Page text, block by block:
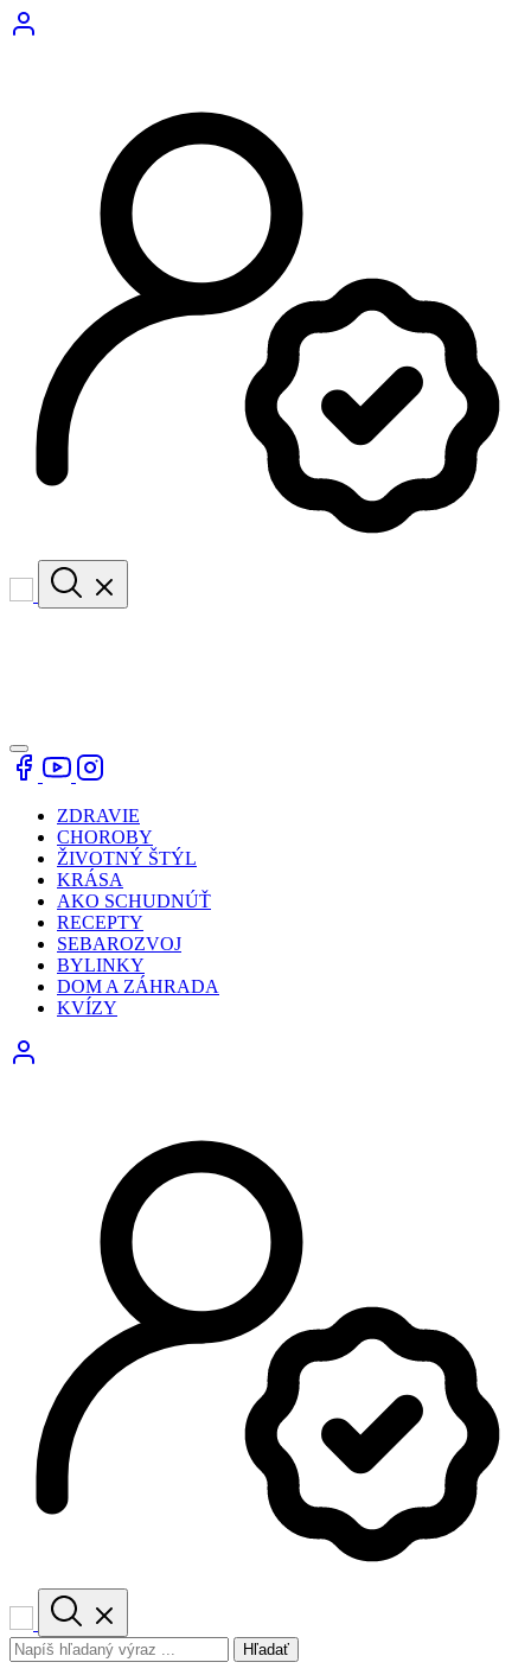
ZDRAVIE
CHOROBY
ŽIVOTNÝ ŠTÝL
KRÁSA
AKO SCHUDNÚŤ
RECEPTY
SEBAROZVOJ
BYLINKY
DOM A ZÁHRADA
KVÍZY
Hľadať